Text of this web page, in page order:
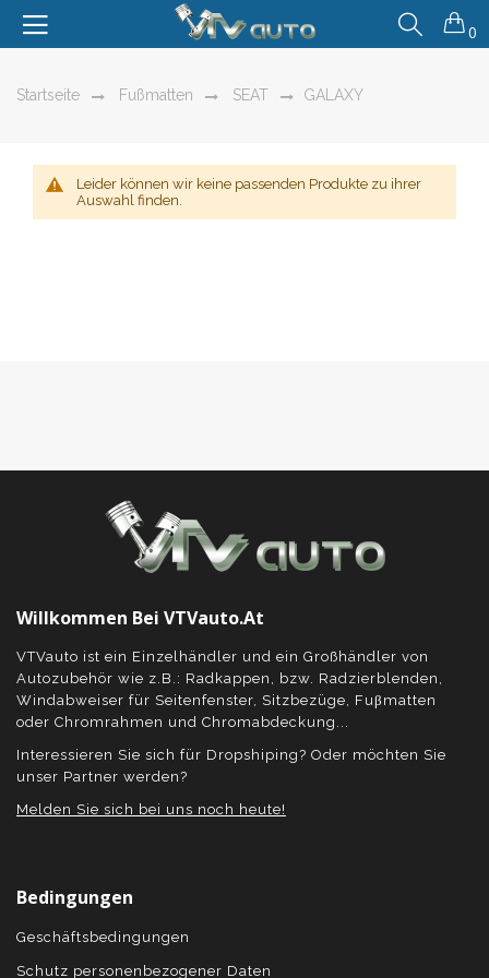
0
Startseite Fußmatten SEAT GALAXY
Leider können wir keine passenden Produkte zu ihrer
Auswahl finden.
Willkommen Bei VTVauto.at
VTVauto ist ein Einzelhändler und ein Großhändler von
Autozubehör wie z.B.: Radkappen, bzw. Radzierblenden,
Windabweiser für Seitenfenster, Sitzbezüge, Fuβmatten
oder Chromrahmen und Chromabdeckung...
Interessieren Sie sich für Dropshiping? Oder möchten Sie
unser Partner werden?
Melden Sie sich bei uns noch heute!
Bedingungen
Geschäftsbedingungen
Schutz personenbezogener Daten